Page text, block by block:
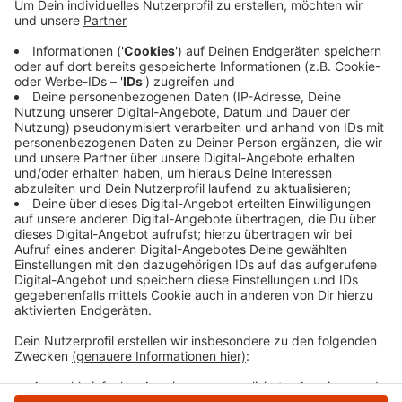
Fahrrad über den Bürgersteig der Mittelstraße in
Haßlinghausen, als eine 35-jährige Sprockhövelerin
mit ihrem Auto aus der Einfahrt einer Bankfiliale
fuhr. Dabei übersah sie das Kind und fuhr es an.
Der Junge musste aber nicht von einem Arzt
behandelt werden.
Veröffentlicht:Donnerstag, 16.05.2024 14:46
Anzeige
Anzeige